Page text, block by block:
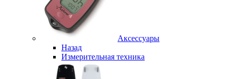
Аксессуары
Назад
Измерительная техника